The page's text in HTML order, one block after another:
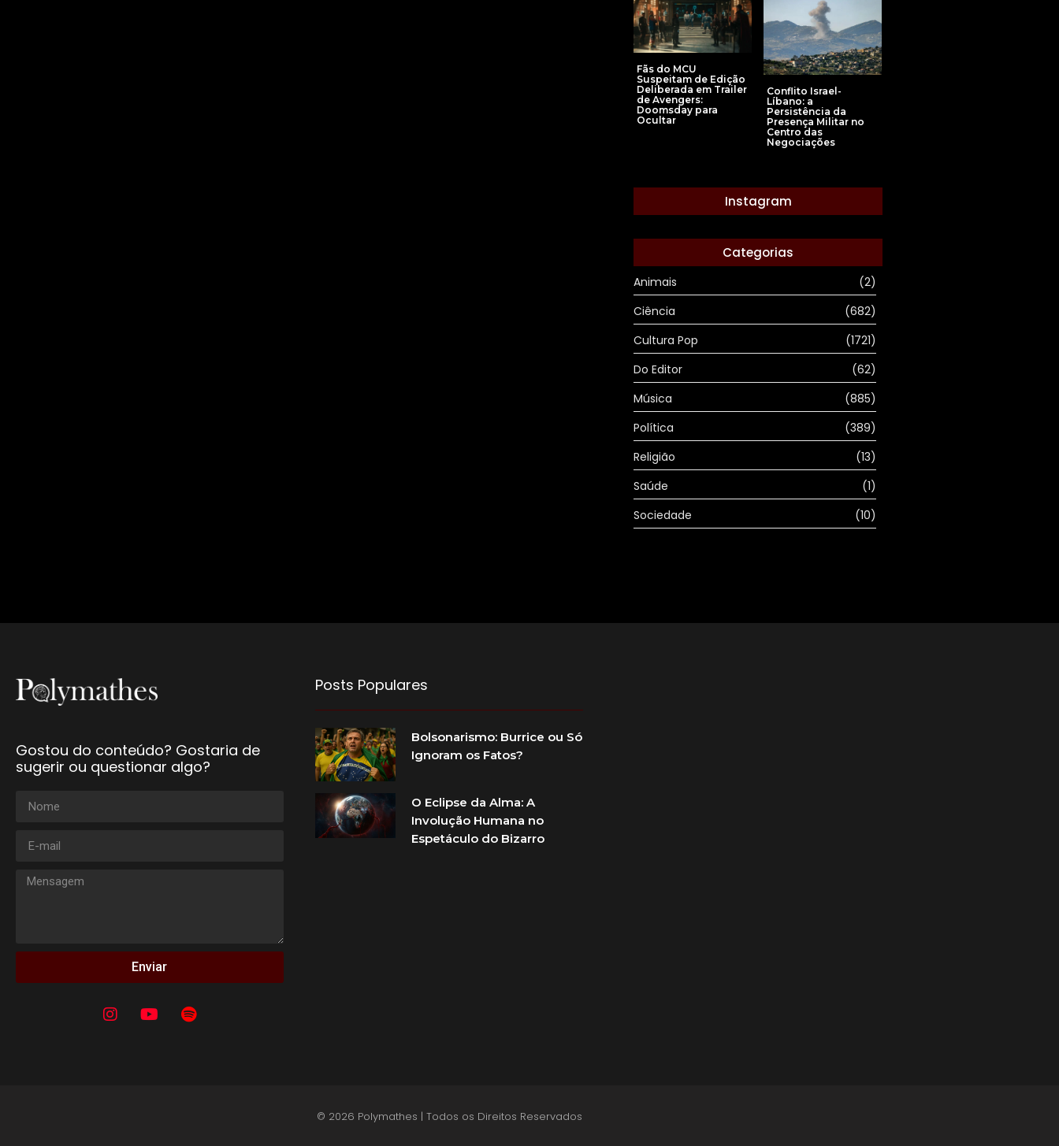
Fãs do MCU
Suspeitam de Edição
Deliberada em Trailer
de Avengers:
Doomsday para
Ocultar
Conflito Israel-
Líbano: a
Persistência da
Presença Militar no
Centro das
Negociações
Instagram
Categorias
Animais
(2)
Ciência
(682)
Cultura Pop
(1721)
Do Editor
(62)
Música
(885)
Política
(389)
Religião
(13)
Saúde
(1)
Sociedade
(10)
Gostou do conteúdo? Gostaria de
sugerir ou questionar algo?
Enviar
Posts Populares
Bolsonarismo: Burrice ou Só
Ignoram os Fatos?
O Eclipse da Alma: A
Involução Humana no
Espetáculo do Bizarro
© 2026 Polymathes | Todos os Direitos Reservados